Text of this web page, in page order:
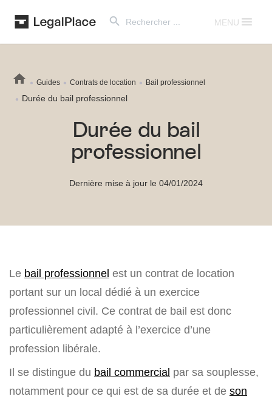
for:
MENU
Guides Contrats de location Bail professionnel
Durée du bail professionnel
Durée du bail
professionnel
Dernière mise à jour le 04/01/2024
Le bail professionnel est un contrat de location
portant sur un local dédié à un exercice
professionnel civil. Ce contrat de bail est donc
particulièrement adapté à l’exercice d’une
profession libérale.
Il se distingue du bail commercial par sa souplesse,
notamment pour ce qui est de sa durée et de son